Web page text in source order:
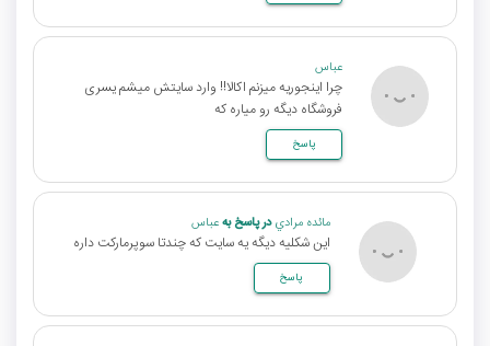
عباس
چرا اینجوریه میزنم اکالا!! وارد سایتش میشم یسری
فروشگاه دیگه رو میاره که
پاسخ
مائده مراديدر پاسخ بهعباس
این شکلیه دیگه یه سایت که چندتا سوپرمارکت داره
پاسخ